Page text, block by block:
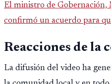
El ministro de
confirmó un acuerdo para
fallido con la administración
Público.
Reacciones de la
La difusión del video ha